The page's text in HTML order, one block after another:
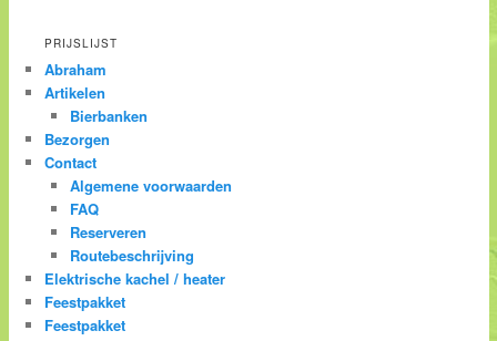
PRIJSLIJST
Abraham
Artikelen
Bierbanken
Bezorgen
Contact
Algemene voorwaarden
FAQ
Reserveren
Routebeschrijving
Elektrische kachel / heater
Feestpakket
Feestpakket